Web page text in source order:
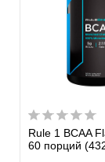
Rule 1 BCAA
60 порций